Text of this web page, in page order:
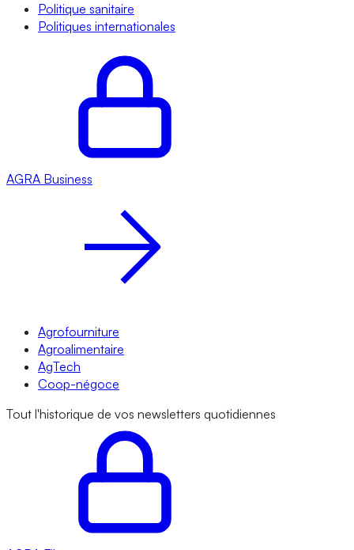
Politique sanitaire
Politiques internationales
AGRA Business
Agrofourniture
Agroalimentaire
AgTech
Coop-négoce
Tout l'historique de vos newsletters quotidiennes